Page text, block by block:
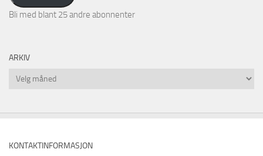
Bli med blant 25 andre abonnenter
ARKIV
Arkiv
KONTAKTINFORMASJON